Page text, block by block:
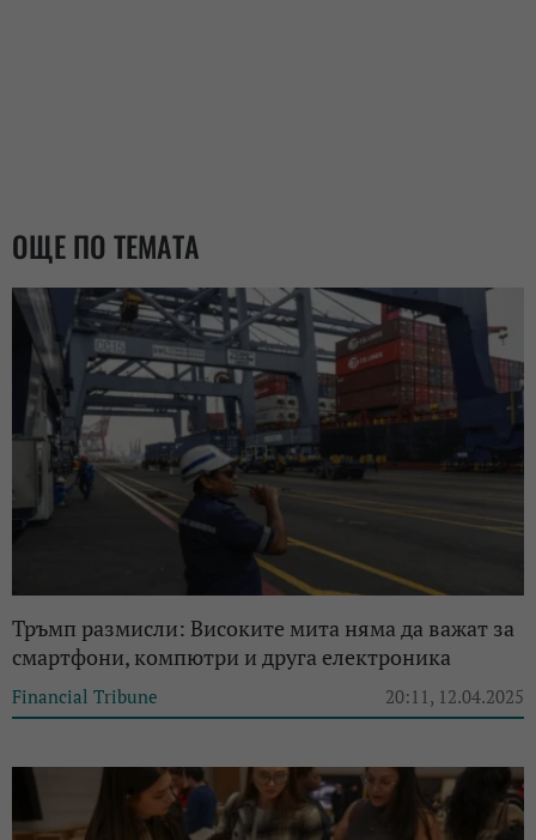
ОЩЕ ПО ТЕМАТА
Тръмп размисли: Високите мита няма да важат за
смартфони, компютри и друга електроника
Financial Tribune 20:11, 12.04.2025